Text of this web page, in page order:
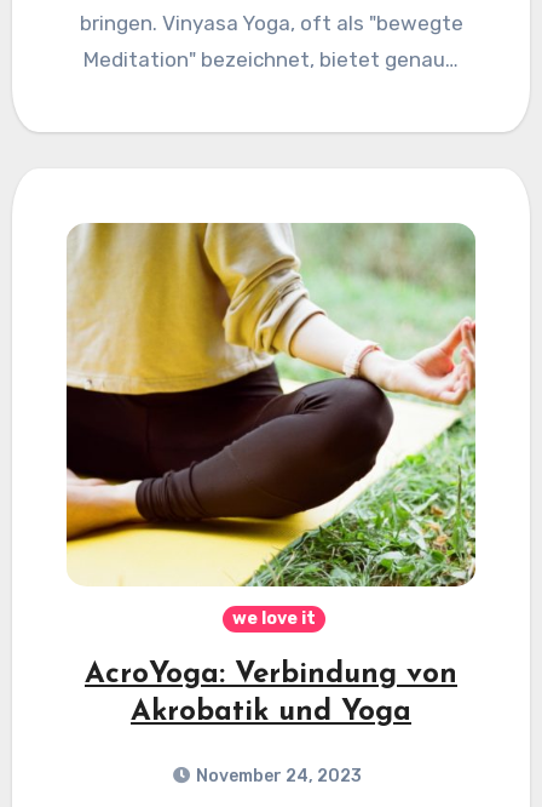
bringen. Vinyasa Yoga, oft als "bewegte
Meditation" bezeichnet, bietet genau…
we love it
AcroYoga: Verbindung von
Akrobatik und Yoga
November 24, 2023